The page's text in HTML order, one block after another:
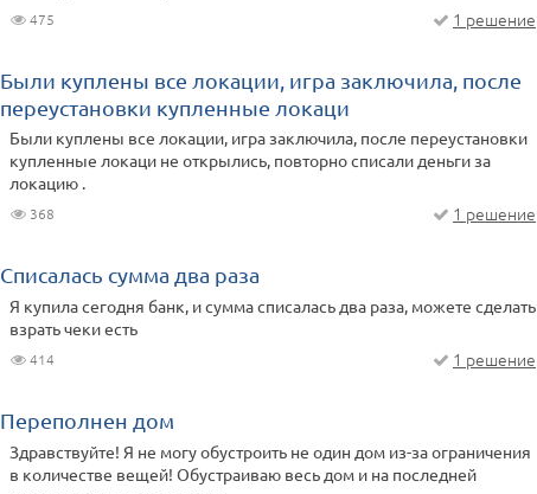
475 1 решение
Были куплены все локации, игра заключила, после
переустановки купленные локаци
Были куплены все локации, игра заключила, после переустановки
купленные локаци не открылись, повторно списали деньги за
локацию .
368 1 решение
Списалась сумма два раза
Я купила сегодня банк, и сумма списалась два раза, можете сделать
взрать чеки есть
414 1 решение
Переполнен дом
Здравствуйте! Я не могу обустроить не один дом из-за ограничения
в количестве вещей! Обустраиваю весь дом и на последней